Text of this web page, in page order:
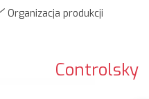
Organizacja produkcji
Controlsky